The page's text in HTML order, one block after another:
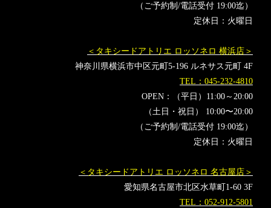
（ご予約制/電話受付 19:00迄）
定休日：火曜日
＜タキシードアトリエ ロッソネロ 横浜店＞
神奈川県横浜市中区元町5-196 ルネサス元町 4F
TEL：045-232-4810
OPEN：（平日）11:00～20:00
（土日・祝日） 10:00〜20:00
（ご予約制/電話受付 19:00迄）
定休日：火曜日
＜タキシードアトリエ ロッソネロ 名古屋店＞
愛知県名古屋市北区水草町1-60 3F
TEL：052-912-5801